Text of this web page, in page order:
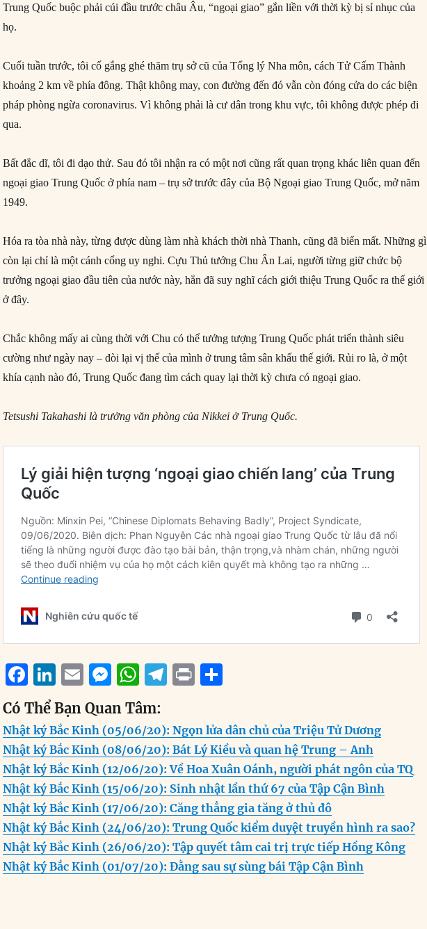
Trung Quốc buộc phải cúi đầu trước châu Âu, “ngoại giao” gắn liền với thời kỳ bị sỉ nhục của
họ.
Cuối tuần trước, tôi cố gắng ghé thăm trụ sở cũ của Tổng lý Nha môn, cách Tử Cấm Thành
khoảng 2 km về phía đông. Thật không may, con đường đến đó vẫn còn đóng cửa do các biện
pháp phòng ngừa coronavirus. Vì không phải là cư dân trong khu vực, tôi không được phép đi
qua.
Bất đắc dĩ, tôi đi dạo thử. Sau đó tôi nhận ra có một nơi cũng rất quan trọng khác liên quan đến
ngoại giao Trung Quốc ở phía nam – trụ sở trước đây của Bộ Ngoại giao Trung Quốc, mở năm
1949.
Hóa ra tòa nhà này, từng được dùng làm nhà khách thời nhà Thanh, cũng đã biến mất. Những gì
còn lại chỉ là một cánh cổng uy nghi. Cựu Thủ tướng Chu Ân Lai, người từng giữ chức bộ
trưởng ngoại giao đầu tiên của nước này, hẳn đã suy nghĩ cách giới thiệu Trung Quốc ra thế giới
ở đây.
Chắc không mấy ai cùng thời với Chu có thể tưởng tượng Trung Quốc phát triển thành siêu
cường như ngày nay – đòi lại vị thế của mình ở trung tâm sân khấu thế giới. Rủi ro là, ở một
khía cạnh nào đó, Trung Quốc đang tìm cách quay lại thời kỳ chưa có ngoại giao.
Tetsushi Takahashi là trưởng văn phòng của Nikkei ở Trung Quốc.
F
a
c
e
b
o
o
k
Li
n
k
e
d
I
n
E
m
ai
l
M
ss
e
n
g
er
W
h
at
s
A
p
p
T
e
g
r
a
m
P
n
t
a
re
Có Thể Bạn Quan Tâm:
Nhật ký Bắc Kinh (05/06/20): Ngọn lửa dân chủ của Triệu Tử Dương
Nhật ký Bắc Kinh (08/06/20): Bát Lý Kiều và quan hệ Trung – Anh
Nhật ký Bắc Kinh (12/06/20): Về Hoa Xuân Oánh, người phát ngôn của TQ
Nhật ký Bắc Kinh (15/06/20): Sinh nhật lần thứ 67 của Tập Cận Bình
Nhật ký Bắc Kinh (17/06/20): Căng thẳng gia tăng ở thủ đô
Nhật ký Bắc Kinh (24/06/20): Trung Quốc kiểm duyệt truyền hình ra sao?
Nhật ký Bắc Kinh (26/06/20): Tập quyết tâm cai trị trực tiếp Hồng Kông
Nhật ký Bắc Kinh (01/07/20): Đằng sau sự sùng bái Tập Cận Bình